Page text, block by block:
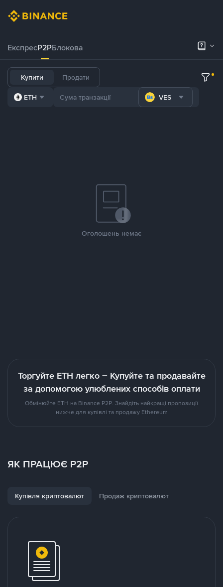
ЕкспресP2PБлокова
Купити Продати
ETH VES
Оголошень немає
Торгуйте ETH легко – Купуйте та продавайте
за допомогою улюблених способів оплати
Обмінюйте ETH на Binance P2P. Знайдіть найкращі пропозиції
нижче для купівлі та продажу Ethereum
ЯК ПРАЦЮЄ P2P
Купівля криптовалют Продаж криптовалют